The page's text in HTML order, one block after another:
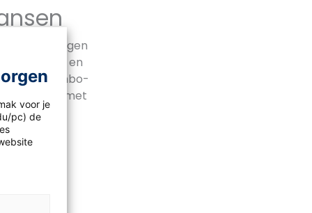
volgen
leerweg en
mbo-
vaker met
in een
leren en
voor je
pc) de